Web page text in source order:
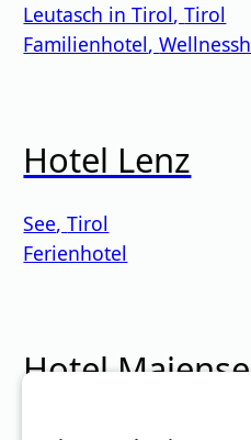
Leutasch in Tirol,Tirol
Familienhotel,
Hotel Lenz
See,Tirol
Ferienhotel
Hotel
St. Christoph am Arlberg